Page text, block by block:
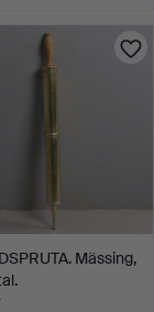
Mässing,